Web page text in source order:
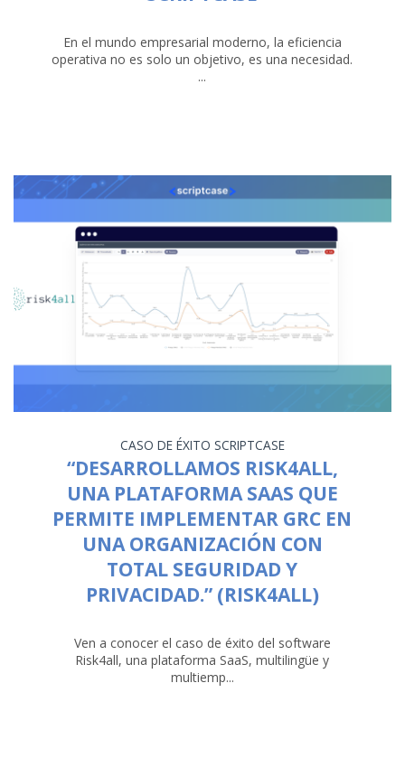
En el mundo empresarial moderno, la eficiencia
operativa no es solo un objetivo, es una necesidad.
...
CASO DE ÉXITO SCRIPTCASE
“DESARROLLAMOS RISK4ALL,
UNA PLATAFORMA SAAS QUE
PERMITE IMPLEMENTAR GRC EN
UNA ORGANIZACIÓN CON
TOTAL SEGURIDAD Y
PRIVACIDAD.” (RISK4ALL)
Ven a conocer el caso de éxito del software
Risk4all, una plataforma SaaS, multilingüe y
multiemp...